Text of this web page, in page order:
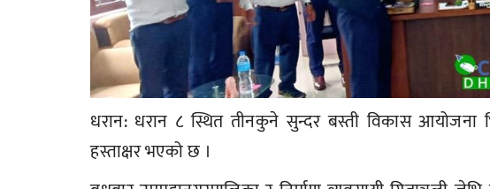
धरान: धरान ८ स्थित तीनकुने सुन्दर बस्ती विकास आयोजना
हस्ताक्षर भएको छ ।